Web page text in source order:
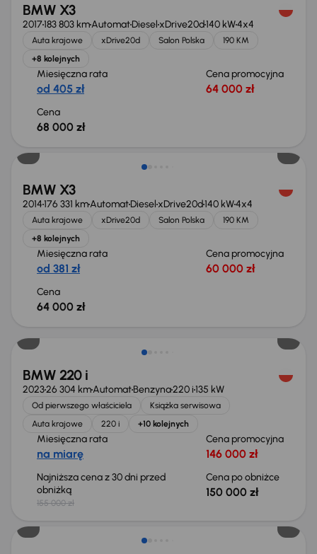
BMW X3
2017183 803 kmAutomatDiesel xDrive20d140 kW4x4
Auta krajowe xDrive20d Salon Polska
190 KM
+8 kolejnych
Miesięczna rata
od 405 zł
Cena promocyjna
64 000 zł
Cena
68 000 zł
BMW X3
2014176 331 kmAutomatDiesel xDrive20d140 kW4x4
Auta krajowe xDrive20d Salon Polska
190 KM
+8 kolejnych
Miesięczna rata
od 381 zł
Cena promocyjna
60 000 zł
Cena
64 000 zł
BMW 220 i
202326 304 kmAutomatBenzyna220 i135 kW
Od pierwszego właściciela
Książka serwisowa
Auta krajowe
220 i +10 kolejnych
Miesięczna rata
na miarę
Cena promocyjna
146 000 zł
Najniższa cena z 30 dni przed
obniżką
155 000 zł
Cena po obniżce
150 000 zł
Taniej o 2 000 zł